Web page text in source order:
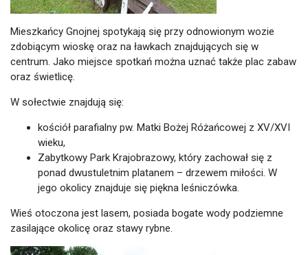
Mieszkańcy Gnojnej spotykają się przy odnowionym wozie
zdobiącym wioskę oraz na ławkach znajdujących się w
centrum. Jako miejsce spotkań można uznać także plac zabaw
oraz świetlicę.
W sołectwie znajdują się:
kościół parafialny pw. Matki Bożej Różańcowej z XV/XVI
wieku,
Zabytkowy Park Krajobrazowy, który zachował się z
ponad dwustuletnim platanem – drzewem miłości. W
jego okolicy znajduje się piękna leśniczówka.
Wieś otoczona jest lasem, posiada bogate wody podziemne
zasilające okolicę oraz stawy rybne.